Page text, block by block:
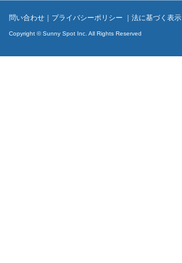
問い合わせ ｜ プライバシーポリシー ｜ 法に基づく表示
Copyright © Sunny Spot Inc. All Rights Reserved